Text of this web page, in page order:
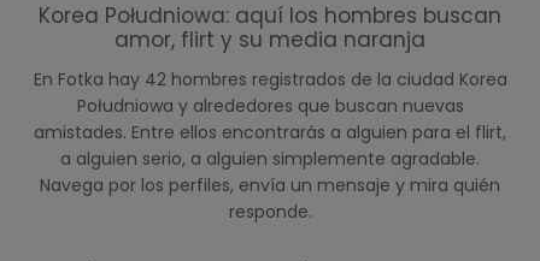
Korea Południowa: aquí los hombres buscan
amor, flirt y su media naranja
En Fotka hay 42 hombres registrados de la ciudad Korea
Południowa y alrededores que buscan nuevas
amistades. Entre ellos encontrarás a alguien para el flirt,
a alguien serio, a alguien simplemente agradable.
Navega por los perfiles, envía un mensaje y mira quién
responde.